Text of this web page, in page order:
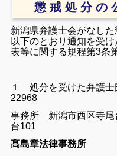
懲 戒 処 分
新潟県弁護士会がなし
以下のとおり通知を受
表等に関する規程第3条
１ 処分を受けた弁護士
22968
事務所 新潟市西区寺
台101
髙島章法律事務所